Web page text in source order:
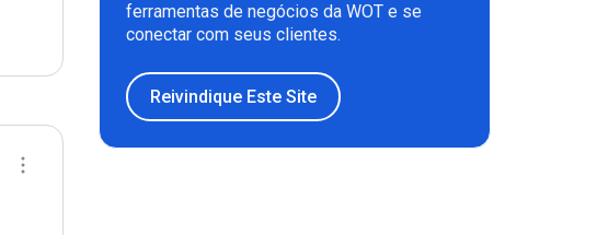
ferramentas de negócios da WOT e se
conectar com seus clientes.
Reivindique Este Site